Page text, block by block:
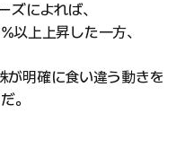
ズによれば、
以上上昇した一方、
が明確に食い違う動きを
。